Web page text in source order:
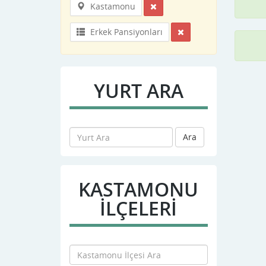
Kastamonu
Erkek Pansiyonları
YURT ARA
Ara
KASTAMONU
İLÇELERİ